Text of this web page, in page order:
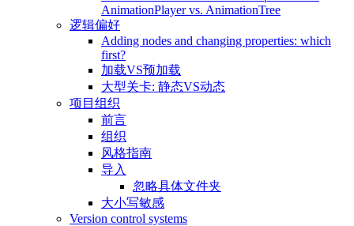
AnimationPlayer vs. AnimationTree
逻辑偏好
Adding nodes and changing properties: which
first?
加载VS预加载
大型关卡: 静态VS动态
项目组织
前言
组织
风格指南
导入
忽略具体文件夹
大小写敏感
Version control systems